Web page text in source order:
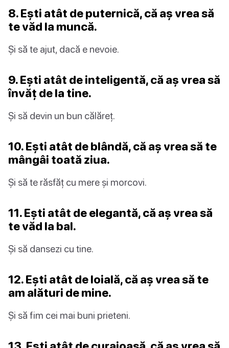
8. Ești atât de puternică, că aș vrea să
te văd la muncă.
Și să te ajut, dacă e nevoie.
9. Ești atât de inteligentă, că aș vrea să
învăț de la tine.
Și să devin un bun călăreț.
10. Ești atât de blândă, că aș vrea să te
mângâi toată ziua.
Și să te răsfăț cu mere și morcovi.
11. Ești atât de elegantă, că aș vrea să
te văd la bal.
Și să dansezi cu tine.
12. Ești atât de loială, că aș vrea să te
am alături de mine.
Și să fim cei mai buni prieteni.